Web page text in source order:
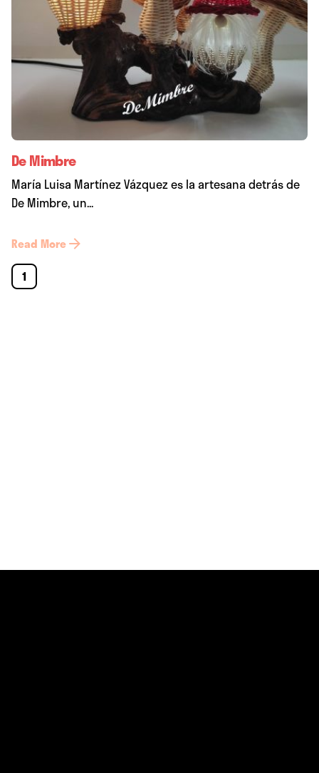
De Mimbre
María Luisa Martínez Vázquez es la artesana detrás de
De Mimbre, un...
Read More
1